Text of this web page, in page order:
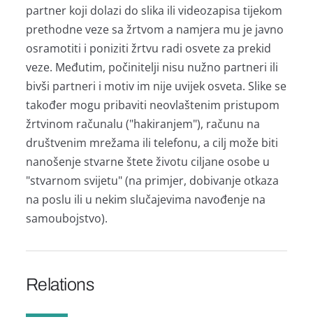
partner koji dolazi do slika ili videozapisa tijekom
prethodne veze sa žrtvom a namjera mu je javno
osramotiti i poniziti žrtvu radi osvete za prekid
veze. Međutim, počinitelji nisu nužno partneri ili
bivši partneri i motiv im nije uvijek osveta. Slike se
također mogu pribaviti neovlaštenim pristupom
žrtvinom računalu ("hakiranjem"), računu na
društvenim mrežama ili telefonu, a cilj može biti
nanošenje stvarne štete životu ciljane osobe u
"stvarnom svijetu" (na primjer, dobivanje otkaza
na poslu ili u nekim slučajevima navođenje na
samoubojstvo).
Relations